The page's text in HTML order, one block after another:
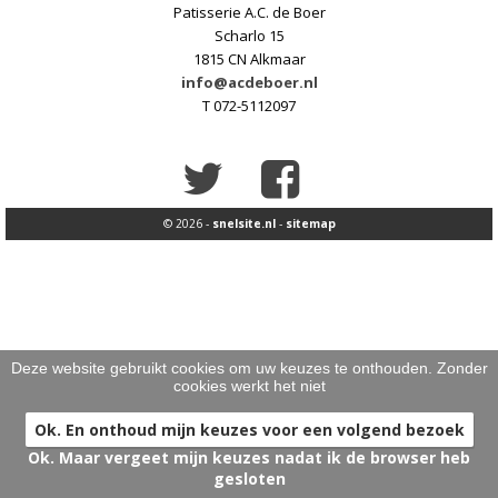
>
>
>
>
Patisserie A.C. de Boer
Scharlo 15
1815 CN Alkmaar
info@acdeboer.nl
T 072-5112097
© 2026 - snelsite.nl- sitemap
Deze website gebruikt cookies om uw keuzes te onthouden. Zonder
cookies werkt het niet
Ok. En onthoud mijn keuzes voor een volgend bezoek
Ok. Maar vergeet mijn keuzes nadat ik de browser heb
gesloten